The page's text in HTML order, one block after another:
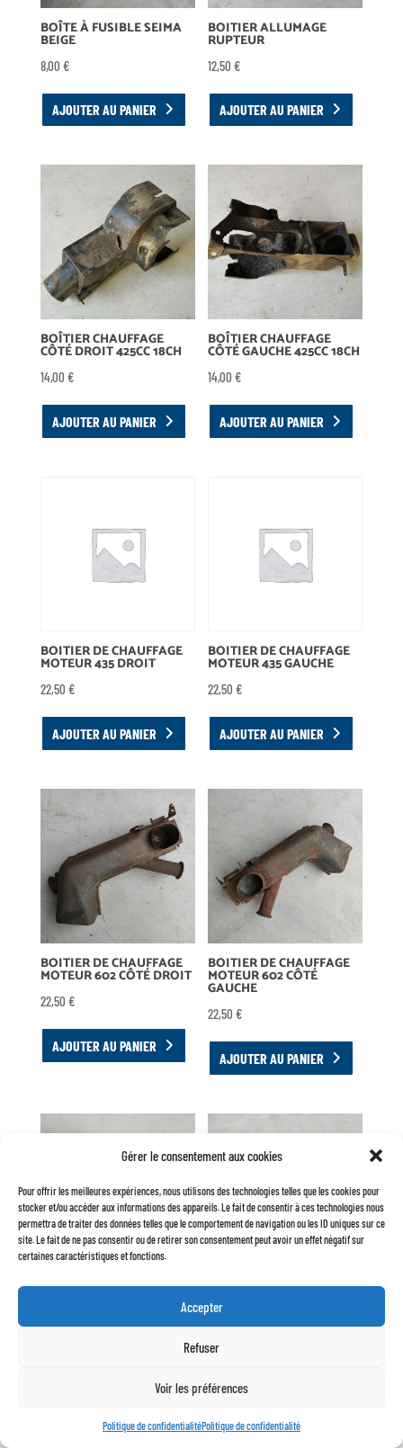
Gérer le consentement aux cookies
Pour offrir les meilleures expériences, nous utilisons des technologies telles que les cookies pour
stocker et/ou accéder aux informations des appareils. Le fait de consentir à ces technologies nous
permettra de traiter des données telles que le comportement de navigation ou les ID uniques sur ce
site. Le fait de ne pas consentir ou de retirer son consentement peut avoir un effet négatif sur
certaines caractéristiques et fonctions.
Accepter
Refuser
Voir les préférences
Politique de confidentialitéPolitique de confidentialité
BOÎTE À FUSIBLE SEIMA
BEIGE
8,00 €
AJOUTER AU PANIER
BOITIER ALLUMAGE
RUPTEUR
12,50€
AJOUTER AU PANIER
BOÎTIER CHAUFFAGE
CÔTÉ DROIT 425CC 18CH
14,00 €
AJOUTER AU PANIER
BOÎTIER CHAUFFAGE
CÔTÉ GAUCHE 425CC 18CH
14,00€
AJOUTER AU PANIER
BOITIER DE CHAUFFAGE
MOTEUR 435 DROIT
22,50 €
AJOUTER AU PANIER
BOITIER DE CHAUFFAGE
MOTEUR 435 GAUCHE
22,50€
AJOUTER AU PANIER
BOITIER DE CHAUFFAGE
MOTEUR 602 CÔTÉ DROIT
22,50 €
AJOUTER AU PANIER
BOITIER DE CHAUFFAGE
MOTEUR 602 CÔTÉ
GAUCHE
22,50€
AJOUTER AU PANIER
BOUCHON DE RÉSERVOIR
14,50€
BOUCHON DE RÉSERVOIR
SANS CLÉ CHROMÉ
ORIGINE
AJOUTER AU PANIER